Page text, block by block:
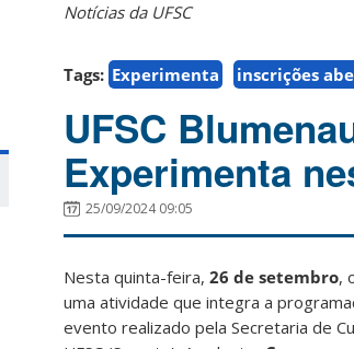
Notícias da UFSC
Tags: Experimenta inscrições
UFSC
Experimenta
25/09/2024 09:05
Nesta quinta-feira, 26 de setembro,
uma atividade que integra a
evento realizado pela Secretaria de